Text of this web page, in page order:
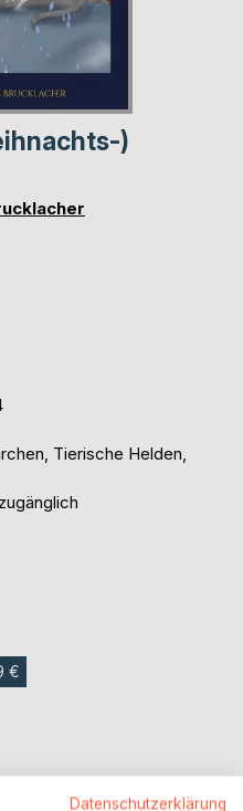
)
Tierische Helden,
€
Datenschutzerklärung